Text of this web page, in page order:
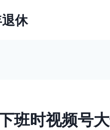
休
班时视频号